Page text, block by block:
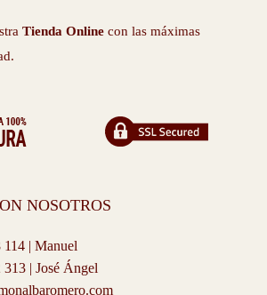
Tienda Online con las máximas
NOSOTROS
| Manuel
| José Ángel